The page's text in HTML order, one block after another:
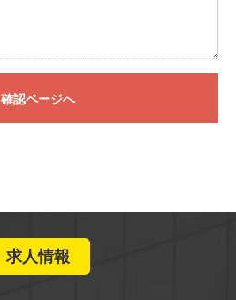
確認ページへ
求人情報